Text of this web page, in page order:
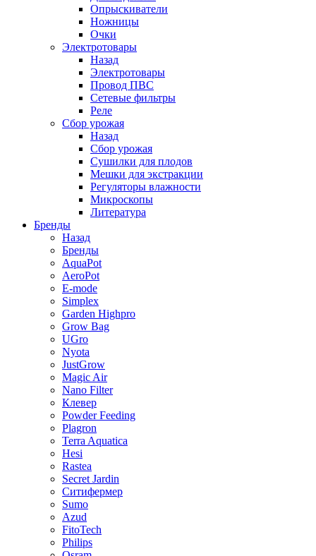
Опрыскиватели
Ножницы
Очки
Электротовары
Назад
Электротовары
Провод ПВС
Сетевые фильтры
Реле
Сбор урожая
Назад
Сбор урожая
Сушилки для плодов
Мешки для экстракции
Регуляторы влажности
Микроскопы
Литература
Бренды
Назад
Бренды
AquaPot
AeroPot
E-mode
Simplex
Garden Highpro
Grow Bag
UGro
Nyota
JustGrow
Magic Air
Nano Filter
Клевер
Powder Feeding
Plagron
Terra Aquatica
Hesi
Rastea
Secret Jardin
Ситифермер
Sumo
Azud
FitoTech
Philips